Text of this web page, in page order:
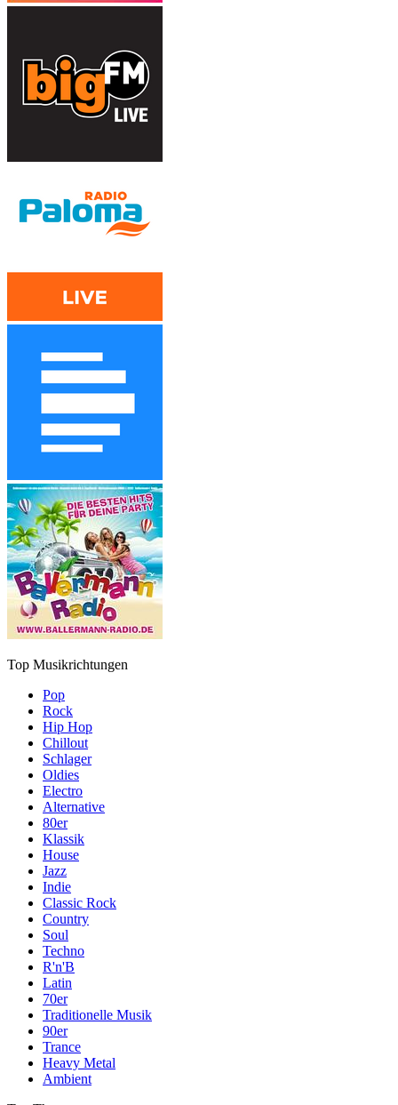
Top Musikrichtungen
Pop
Rock
Hip Hop
Chillout
Schlager
Oldies
Electro
Alternative
80er
Klassik
House
Jazz
Indie
Classic Rock
Country
Soul
Techno
R'n'B
Latin
70er
Traditionelle Musik
90er
Trance
Heavy Metal
Ambient